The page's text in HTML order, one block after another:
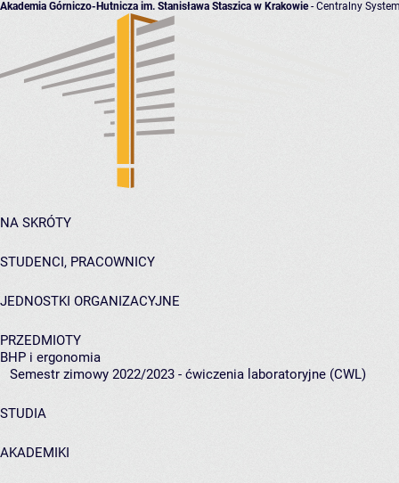
Akademia Górniczo-Hutnicza im. Stanisława Staszica w Krakowie- Centralny
NA SKRÓTY
STUDENCI, PRACOWNICY
JEDNOSTKI ORGANIZACYJNE
PRZEDMIOTY
BHP i ergonomia
Semestr zimowy 2022/2023 - ćwiczenia laboratoryjne (CWL)
STUDIA
AKADEMIKI